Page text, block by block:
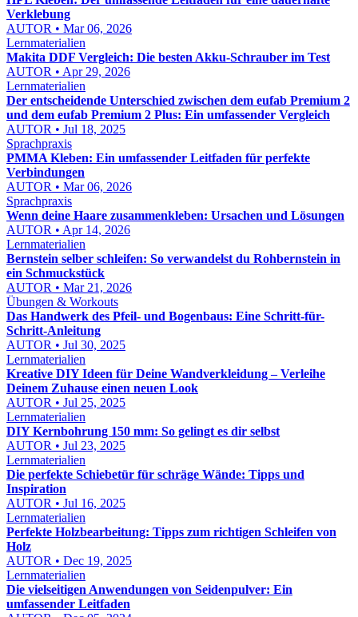
Verklebung
AUTOR • Mar 06, 2026
Lernmaterialien
Makita DDF Vergleich: Die besten Akku-Schrauber im Test
AUTOR • Apr 29, 2026
Lernmaterialien
Der entscheidende Unterschied zwischen dem eufab Premium 2
und dem eufab Premium 2 Plus: Ein umfassender Vergleich
AUTOR • Jul 18, 2025
Sprachpraxis
PMMA Kleben: Ein umfassender Leitfaden für perfekte
Verbindungen
AUTOR • Mar 06, 2026
Sprachpraxis
Wenn deine Haare zusammenkleben: Ursachen und Lösungen
AUTOR • Apr 14, 2026
Lernmaterialien
Bernstein selber schleifen: So verwandelst du Rohbernstein in
ein Schmuckstück
AUTOR • Mar 21, 2026
Übungen & Workouts
Das Handwerk des Pfeil- und Bogenbaus: Eine Schritt-für-
Schritt-Anleitung
AUTOR • Jul 30, 2025
Lernmaterialien
Kreative DIY Ideen für Deine Wandverkleidung – Verleihe
Deinem Zuhause einen neuen Look
AUTOR • Jul 25, 2025
Lernmaterialien
DIY Kernbohrung 150 mm: So gelingt es dir selbst
AUTOR • Jul 23, 2025
Lernmaterialien
Die perfekte Schiebetür für schräge Wände: Tipps und
Inspiration
AUTOR • Jul 16, 2025
Lernmaterialien
Perfekte Holzbearbeitung: Tipps zum richtigen Schleifen von
Holz
AUTOR • Dec 19, 2025
Lernmaterialien
Die vielseitigen Anwendungen von Seidenpulver: Ein
umfassender Leitfaden